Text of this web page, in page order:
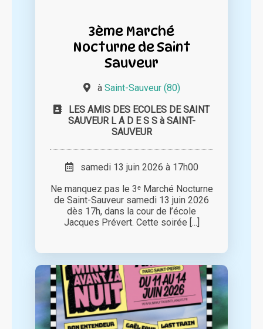
3ème Marché
Nocturne de Saint
Sauveur
à Saint-Sauveur (80)
LES AMIS DES ECOLES DE SAINT
SAUVEUR L A D E S S à SAINT-
SAUVEUR
samedi 13 juin 2026 à 17h00
Ne manquez pas le 3ᵉ Marché Nocturne
de Saint-Sauveur samedi 13 juin 2026
dès 17h, dans la cour de l’école
Jacques Prévert. Cette soirée [...]